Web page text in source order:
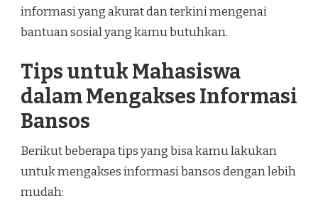
informasi yang akurat dan terkini mengenai
bantuan sosial yang kamu butuhkan.
Tips untuk Mahasiswa
dalam Mengakses Informasi
Bansos
Berikut beberapa tips yang bisa kamu lakukan
untuk mengakses informasi bansos dengan lebih
mudah: